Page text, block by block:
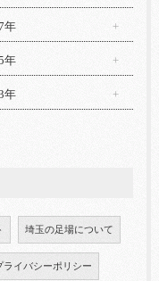
年
年
年
埼玉の足場について
ライバシーポリシー